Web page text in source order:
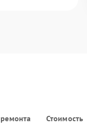
Стоимость